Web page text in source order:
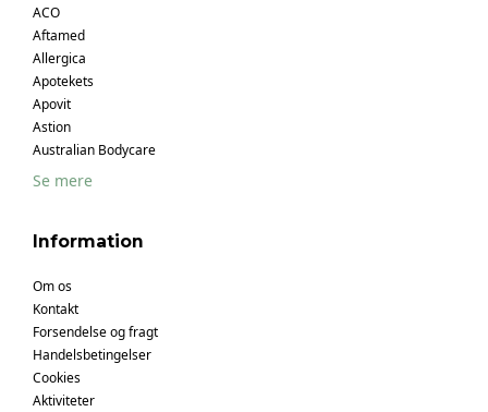
ACO
Aftamed
Allergica
Apotekets
Apovit
Astion
Australian Bodycare
Se mere
Information
Om os
Kontakt
Forsendelse og fragt
Handelsbetingelser
Cookies
Aktiviteter